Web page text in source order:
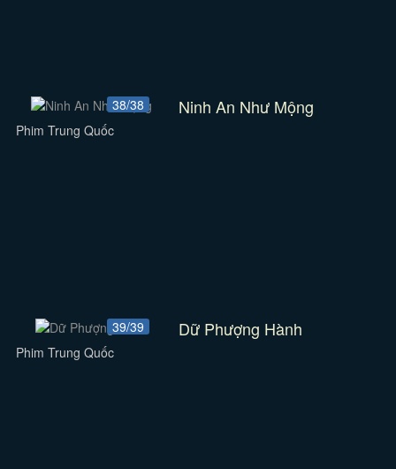
38/38 Ninh An Như Mộng
Phim Trung Quốc
39/39 Dữ Phượng Hành
Phim Trung Quốc